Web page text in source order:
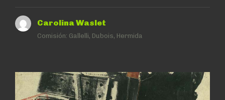
Carolina Waslet
Comisión: Gallelli, Dubois, Hermida